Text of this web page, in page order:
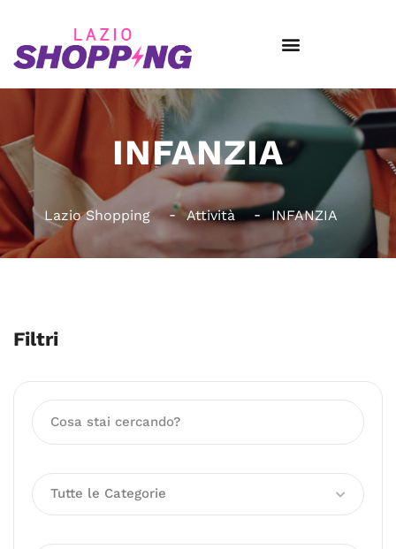
INFANZIA
Lazio Shopping Attività INFANZIA
Filtri
Tutte le Categorie